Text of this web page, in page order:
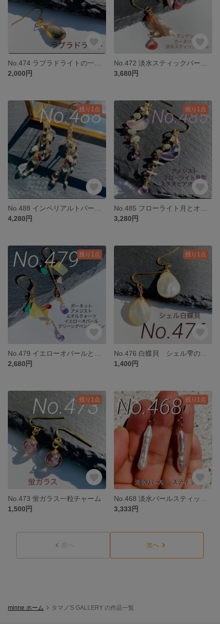
2,000円
3,680円
残り1点
4,280円
残り1点
3,280円
残り1点
2,680円
残り1点
1,400円
残り1点
No.473 蛍ガラス一粒チャーム
1,500円
残り1点
3,333円
前へ 次へ
minne ホーム タマノ'S GALLERY の作品一覧